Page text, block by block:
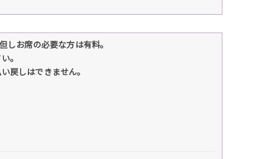
お席の必要な方は有料。
。
戻しはできません。